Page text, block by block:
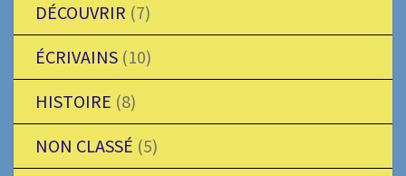
DÉCOUVRIR (7)
ÉCRIVAINS (10)
HISTOIRE (8)
NON CLASSÉ (5)